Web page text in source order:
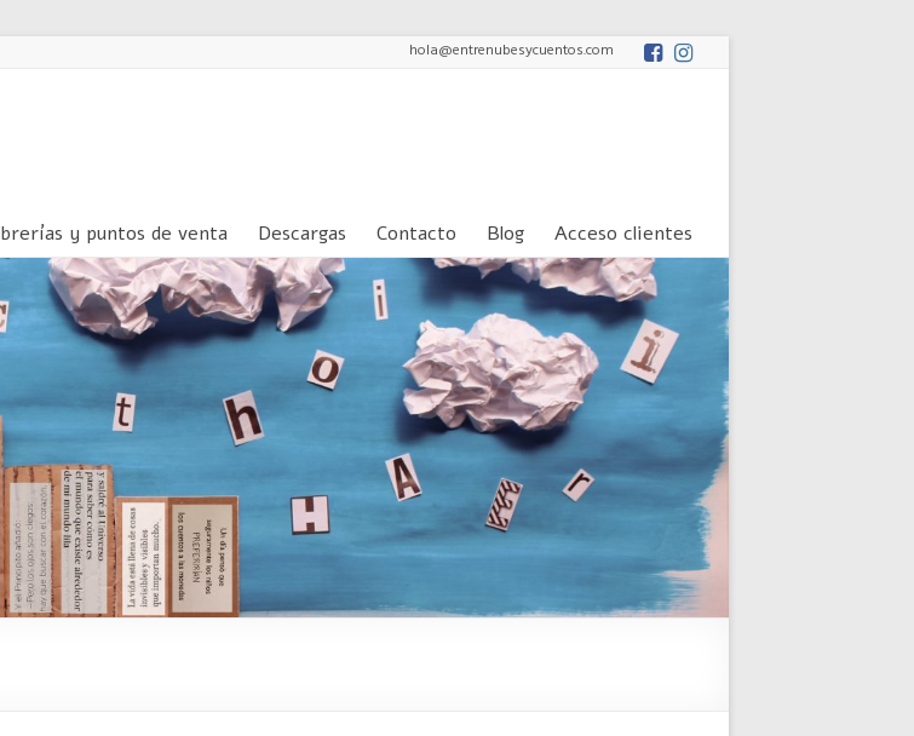
hola@entrenubesycuentos.com
y puntos de venta Descargas Contacto Blog Acceso clientes